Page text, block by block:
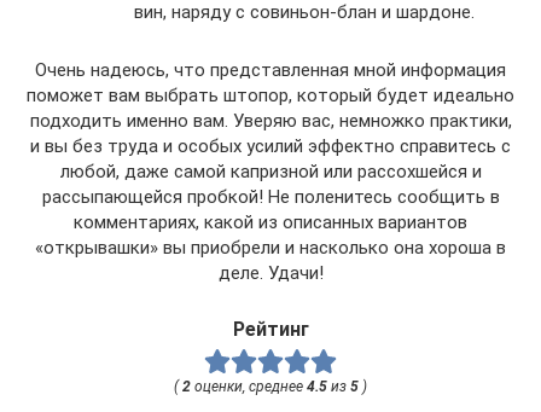
вин, наряду с совиньон-блан и шардоне.
Очень надеюсь, что представленная мной информация
поможет вам выбрать штопор, который будет идеально
подходить именно вам. Уверяю вас, немножко практики,
и вы без труда и особых усилий эффектно справитесь с
любой, даже самой капризной или рассохшейся и
рассыпающейся пробкой! Не поленитесь сообщить в
комментариях, какой из описанных вариантов
«открывашки» вы приобрели и насколько она хороша в
деле. Удачи!
Рейтинг
( 2 оценки, среднее 4.5 из 5 )